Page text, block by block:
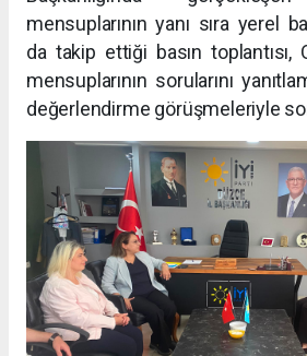
mensuplarının yanı sıra yerel
da takip ettiği basın toplantısı,
mensuplarının sorularını
değerlendirme görüşmeleriyle